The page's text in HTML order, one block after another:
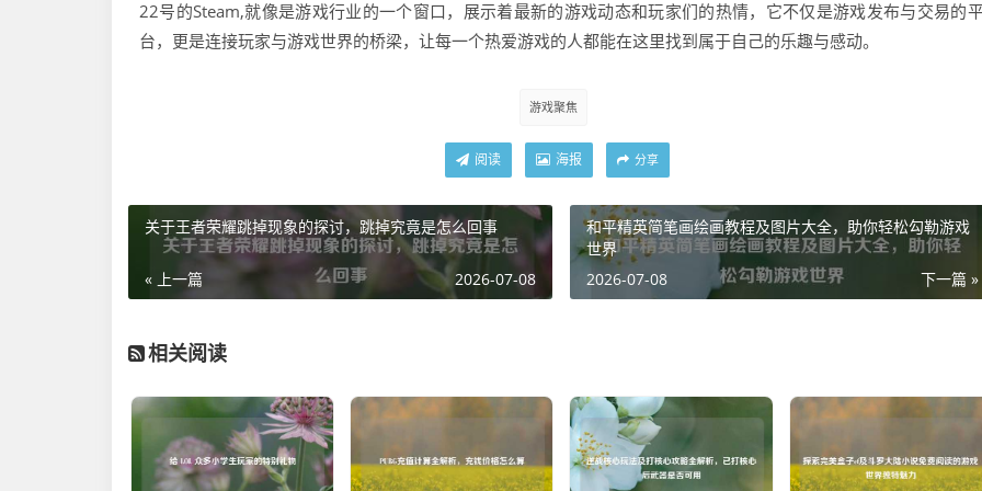
22号的Steam,就像是游戏行业的一个窗口，展示着最新的游戏动态和玩家们的热情，它不仅是游戏发布与交易的
台，更是连接玩家与游戏世界的桥梁，让每一个热爱游戏的人都能在这里找到属于自己的乐趣与感动。
游戏聚焦
阅读 海报 分享
关于王者荣耀跳掉现象的探讨，跳掉究竟是怎么回事
« 上一篇 2026-07-08
和平精英简笔画绘画教程及图片大全，助你轻松勾勒游戏
世界
下一篇 »
2026-07-08
相关阅读